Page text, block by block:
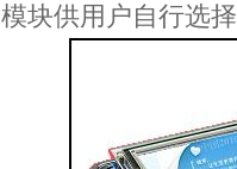
模块供用户自行选